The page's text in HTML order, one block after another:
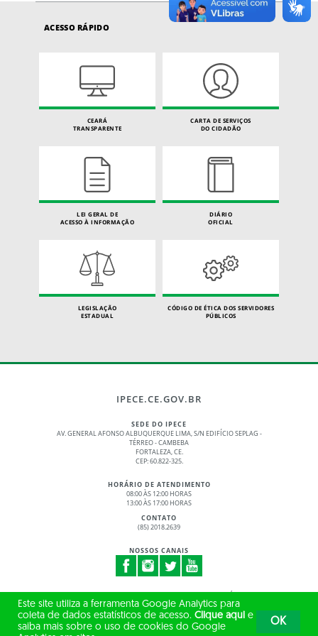
ACESSO RÁPIDO
CEARÁ
TRANSPARENTE
CARTA DE SERVIÇOS
DO CIDADÃO
LEI GERAL DE
ACESSO À INFORMAÇÃO
DIÁRIO
OFICIAL
LEGISLAÇÃO
ESTADUAL
CÓDIGO DE ÉTICA DOS SERVIDORES
PÚBLICOS
IPECE.CE.GOV.BR
SEDE DO IPECE
AV. GENERAL AFONSO ALBUQUERQUE LIMA, S/N EDIFÍCIO SEPLAG -
TÉRREO - CAMBEBA
FORTALEZA, CE.
CEP: 60.822-325.
HORÁRIO DE ATENDIMENTO
08:00 ÀS 12:00 HORAS
13:00 ÀS 17:00 HORAS
CONTATO
(85) 2018.2639
NOSSOS CANAIS
© 2017 - 2026 – GOVERNO DO ESTADO DO CEARÁ
TODOS OS DIREITOS RESERVADOS
Este site utiliza a ferramenta Google Analytics para
coleta de dados estatísticos de acesso. Clique aqui e
saiba mais sobre o uso de cookies do Google
OK